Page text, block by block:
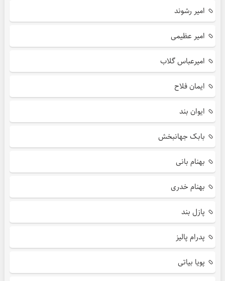
امیر رشوند
امیر عظیمی
امیرعباس گلاب
ایمان فلاح
ایوان بند
بابک جهانبخش
بهنام بانی
بهنام خدری
پازل بند
پدرام پالیز
پویا بیاتی